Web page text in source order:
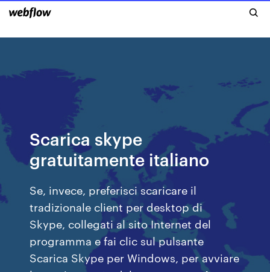
Scarica skype
gratuitamente italiano
Se, invece, preferisci scaricare il
tradizionale client per desktop di
Skype, collegati al sito Internet del
programma e fai clic sul pulsante
Scarica Skype per Windows, per avviare